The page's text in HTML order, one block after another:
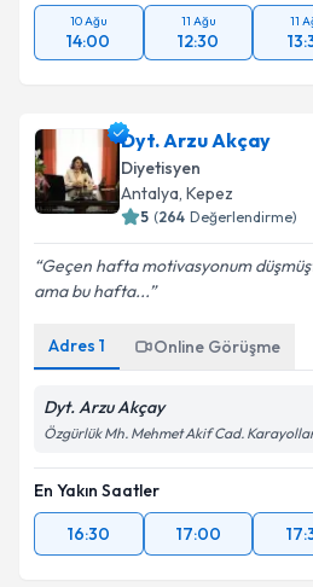
10 Ağu
14:00
11 Ağu
12:30
11
Dyt. Arzu Akçay
Diyetisyen
Antalya, Kepez
5 (264 Değerlendirme)
Geçen hafta motivasyonum
ama bu hafta...
Adres 1 Online Görüşme
Dyt. Arzu Akçay
Özgürlük Mh. Mehmet Akif Cad.
En Yakın Saatler
16:30
17:00